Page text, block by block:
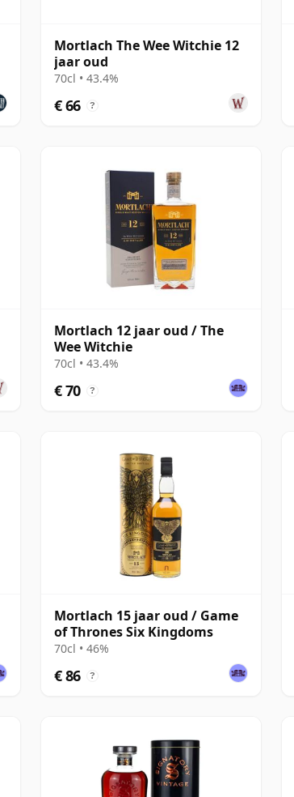
Mortlach The Wee Witchie 12
jaar oud
70cl • 43.4%
€ 66 ?
Mortlach 12 jaar oud / The
Wee Witchie
70cl • 43.4%
€ 70 ?
Mortlach 15 jaar oud / Game
of Thrones Six Kingdoms
70cl • 46%
€ 86 ?